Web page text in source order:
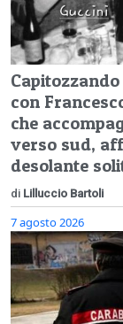
con
che
verso sud,
desolante
di Lilluccio Bartoli
7 agosto 2026